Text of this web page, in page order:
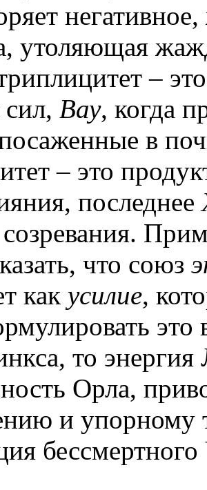
утоляющая
–
Вау, когда
в
– это
последнее
что союз
как усилие,
это
то энергия
Орла,
и упорному
бессмертного